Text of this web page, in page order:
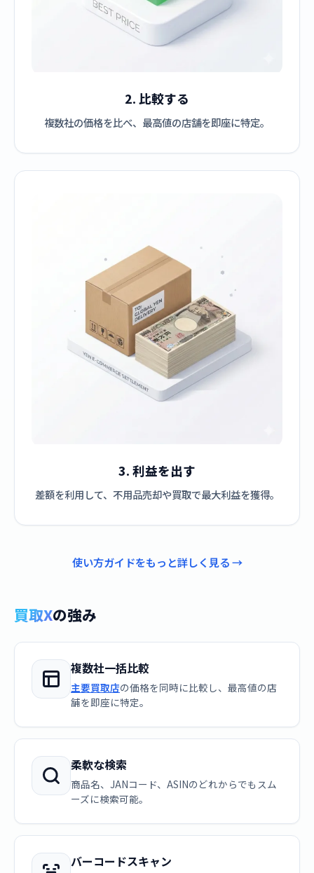
2. 比較する
複数社の価格を比べ、最高値の店舗を即座に特定。
3. 利益を出す
差額を利用して、不用品売却や買取で最大利益を獲得。
使い方ガイドをもっと詳しく見る →
買取Xの強み
複数社一括比較
主要買取店の価格を同時に比較し、最高値の店
舗を即座に特定。
柔軟な検索
商品名、JANコード、ASINのどれからでもスム
ーズに検索可能。
バーコードスキャン